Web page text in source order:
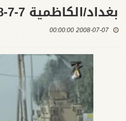
بغداد/الكاظمية 7-7-2008
2008-07-07 00:00:00